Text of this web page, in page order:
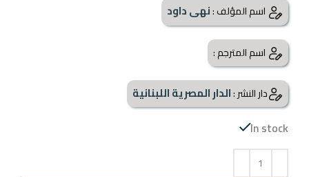
اسم المؤلف :نهى داود
اسم المترجم :
دار النشر :الدار المصرية اللبنانية
In stock